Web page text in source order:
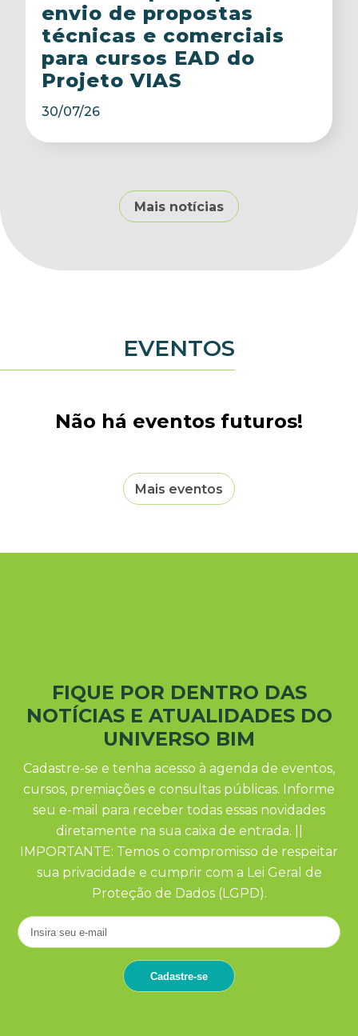
envio de propostas
técnicas e comerciais
para cursos EAD do
Projeto VIAS
30/07/26
Mais notícias
EVENTOS
Não há eventos futuros!
Mais eventos
FIQUE POR DENTRO DAS
NOTÍCIAS E ATUALIDADES DO
UNIVERSO BIM
Cadastre-se e tenha acesso à agenda de eventos,
cursos, premiações e consultas públicas. Informe
seu e-mail para receber todas essas novidades
diretamente na sua caixa de entrada. ||
IMPORTANTE: Temos o compromisso de respeitar
sua privacidade e cumprir com a Lei Geral de
Proteção de Dados (LGPD).